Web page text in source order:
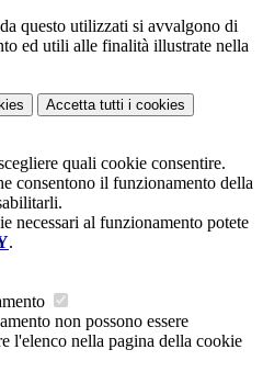
questo utilizzati si avvalgono di
ed utili alle finalità illustrate nella
Accetta tutti i cookies
quali cookie consentire.
consentono il funzionamento della
necessari al funzionamento potete
.
non possono essere
l'elenco nella pagina della cookie